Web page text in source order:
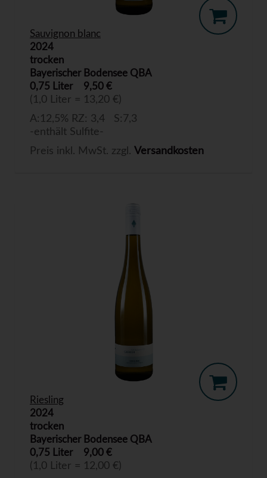
Sauvignon blanc
2024
trocken
Bayerischer Bodensee QBA
0,75 Liter
9,50 €
(1,0 Liter = 13,20 €)
A:12,5% RZ: 3,4 S:7,3
-enthält Sulfite-
Preis inkl. MwSt. zzgl. Versandkosten
Riesling
2024
trocken
Bayerischer Bodensee QBA
0,75 Liter
9,00 €
(1,0 Liter = 12,00 €)